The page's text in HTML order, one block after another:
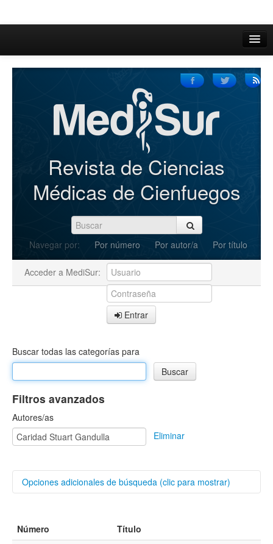
Inicio
Iniciar sesión
Registrarse
Revista de Ciencias
Médicas de Cienfuegos
Navegar por: Por número Por autor/a Por título
Acceder a MediSur:
Entrar
Buscar todas las categorías para
Filtros avanzados
Autores/as
Eliminar
Opciones adicionales de búsqueda (clic para mostrar)
Título
Número
Título